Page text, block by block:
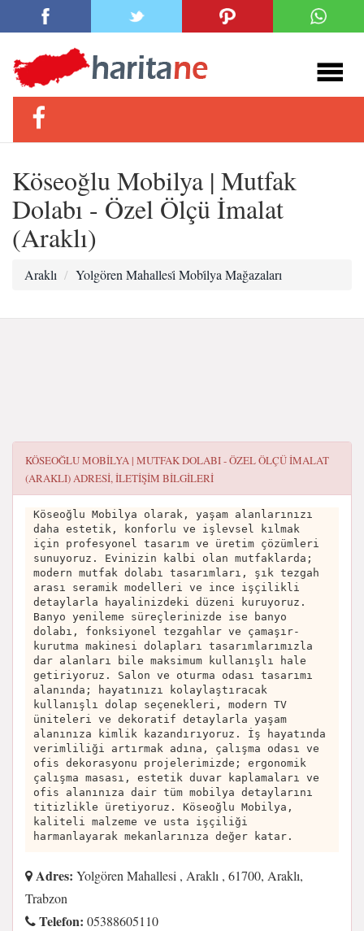
Köseoğlu Mobilya | Mutfak
Dolabı - Özel Ölçü İmalat
(Araklı)
Araklı Yolgören Mahallesi̇ Mobi̇lya Mağazaları
KÖSEOĞLU MOBILYA | MUTFAK DOLABI - ÖZEL ÖLÇÜ İMALAT
(ARAKLI)ADRESI, ILETIŞIM BILGILERI
Köseoğlu Mobilya olarak, yaşam alanlarınızı
daha estetik, konforlu ve işlevsel kılmak
için profesyonel tasarım ve üretim çözümleri
sunuyoruz. Evinizin kalbi olan mutfaklarda;
modern mutfak dolabı tasarımları, şık tezgah
arası seramik modelleri ve ince işçilikli
detaylarla hayalinizdeki düzeni kuruyoruz.
Banyo yenileme süreçlerinizde ise banyo
dolabı, fonksiyonel tezgahlar ve çamaşır-
kurutma makinesi dolapları tasarımlarımızla
dar alanları bile maksimum kullanışlı hale
getiriyoruz. Salon ve oturma odası tasarımı
alanında; hayatınızı kolaylaştıracak
kullanışlı dolap seçenekleri, modern TV
üniteleri ve dekoratif detaylarla yaşam
alanınıza kimlik kazandırıyoruz. İş hayatında
verimliliği artırmak adına, çalışma odası ve
ofis dekorasyonu projelerimizde; ergonomik
çalışma masası, estetik duvar kaplamaları ve
ofis alanınıza dair tüm mobilya detaylarını
titizlikle üretiyoruz. Köseoğlu Mobilya,
kaliteli malzeme ve usta işçiliği
harmanlayarak mekanlarınıza değer katar.
Adres: Yolgören Mahallesi , Araklı , 61700, Araklı,
Trabzon
Telefon: 05388605110